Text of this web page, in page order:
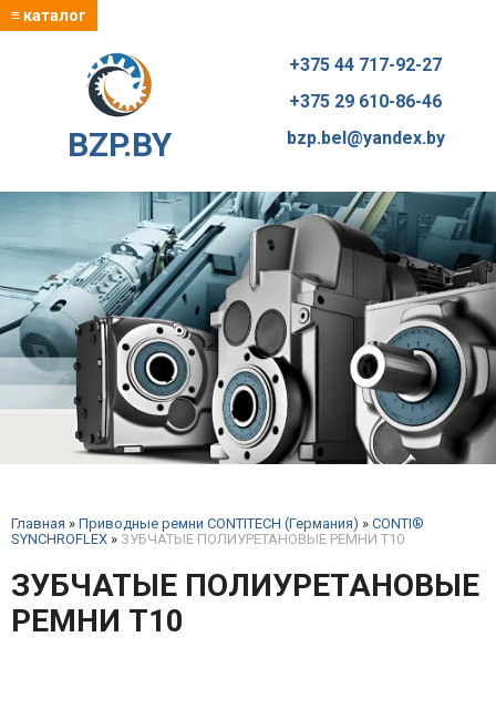
≡ каталог
BZP.BY
+375 44 717-92-27
+375 29 610-86-46
bzp.bel@yandex.by
Главная » Приводные ремни CONTITECH (Германия) » CONTI®
SYNCHROFLEX » ЗУБЧАТЫЕ ПОЛИУРЕТАНОВЫЕ РЕМНИ T10
ЗУБЧАТЫЕ ПОЛИУРЕТАНОВЫЕ
РЕМНИ T10